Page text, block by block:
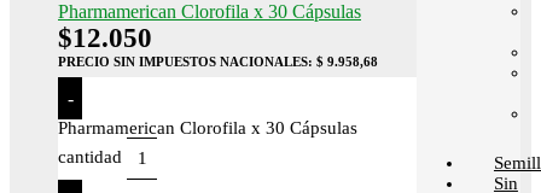
Pharmamerican Clorofila x 30 Cápsulas
$12.050
PRECIO SIN IMPUESTOS NACIONALES: $ 9.958,68
-
Pharmamerican Clorofila x 30 Cápsulas
cantidad
Sin